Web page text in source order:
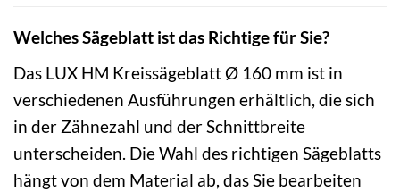
Welches Sägeblatt ist das Richtige für Sie?
Das LUX HM Kreissägeblatt Ø 160 mm ist in
verschiedenen Ausführungen erhältlich, die sich
in der Zähnezahl und der Schnittbreite
unterscheiden. Die Wahl des richtigen Sägeblatts
hängt von dem Material ab, das Sie bearbeiten